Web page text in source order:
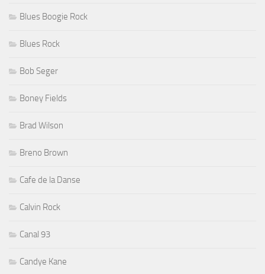
Blues Boogie Rock
Blues Rock
Bob Seger
Boney Fields
Brad Wilson
Breno Brown
Cafe de la Danse
Calvin Rock
Canal 93
Candye Kane